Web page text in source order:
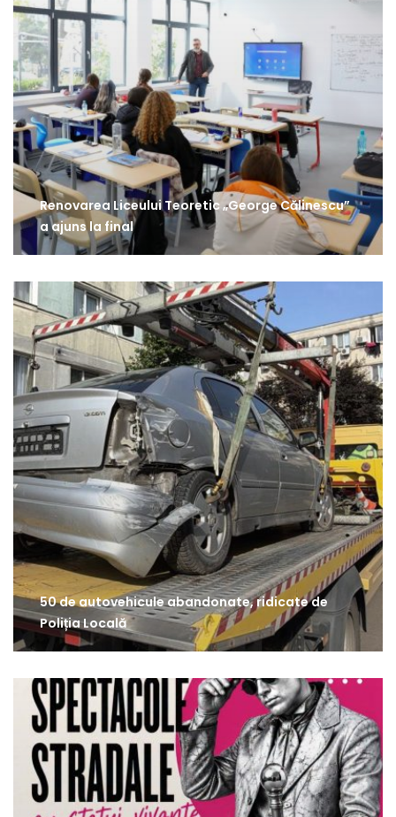
Renovarea Liceului Teoretic „George Călinescu”
a ajuns la final
50 de autovehicule abandonate, ridicate de
Poliția Locală